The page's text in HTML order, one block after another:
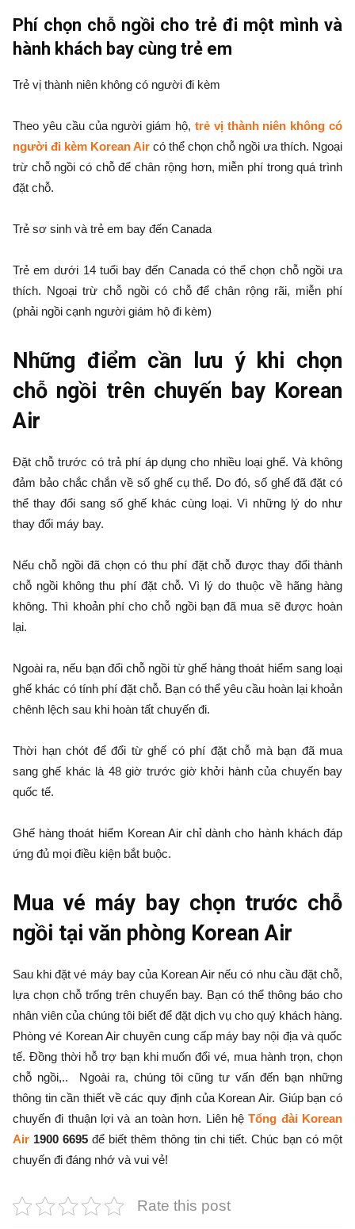
Phí chọn chỗ ngồi cho trẻ đi một mình và
hành khách bay cùng trẻ em
Trẻ vị thành niên không có người đi kèm
Theo yêu cầu của người giám hộ, trẻ vị thành niên không có
người đi kèm Korean Air có thể chọn chỗ ngồi ưa thích. Ngoại
trừ chỗ ngồi có chỗ để chân rộng hơn, miễn phí trong quá trình
đặt chỗ.
Trẻ sơ sinh và trẻ em bay đến Canada
Trẻ em dưới 14 tuổi bay đến Canada có thể chọn chỗ ngồi ưa
thích. Ngoại trừ chỗ ngồi có chỗ để chân rộng rãi, miễn phí
(phải ngồi cạnh người giám hộ đi kèm)
Những điểm cần lưu ý khi chọn
chỗ ngồi trên chuyến bay Korean
Air
Đặt chỗ trước có trả phí áp dụng cho nhiều loại ghế. Và không
đảm bảo chắc chắn về số ghế cụ thể. Do đó, số ghế đã đặt có
thể thay đổi sang số ghế khác cùng loại. Vì những lý do như
thay đổi máy bay.
Nếu chỗ ngồi đã chọn có thu phí đặt chỗ được thay đổi thành
chỗ ngồi không thu phí đặt chỗ. Vì lý do thuộc về hãng hàng
không. Thì khoản phí cho chỗ ngồi bạn đã mua sẽ được hoàn
lại.
Ngoài ra, nếu bạn đổi chỗ ngồi từ ghế hàng thoát hiểm sang loại
ghế khác có tính phí đặt chỗ. Bạn có thể yêu cầu hoàn lại khoản
chênh lệch sau khi hoàn tất chuyến đi.
Thời hạn chót để đổi từ ghế có phí đặt chỗ mà bạn đã mua
sang ghế khác là 48 giờ trước giờ khởi hành của chuyến bay
quốc tế.
Ghế hàng thoát hiểm Korean Air chỉ dành cho hành khách đáp
ứng đủ mọi điều kiện bắt buộc.
Mua vé máy bay chọn trước chỗ
ngồi tại văn phòng Korean Air
Sau khi đặt vé máy bay của Korean Air nếu có nhu cầu đặt chỗ,
lựa chọn chỗ trống trên chuyến bay. Bạn có thể thông báo cho
nhân viên của chúng tôi biết để đặt dịch vụ cho quý khách hàng.
Phòng vé Korean Air chuyên cung cấp máy bay nội địa và quốc
tế. Đồng thời hỗ trợ bạn khi muốn đổi vé, mua hành trọn, chọn
chỗ ngồi,.. Ngoài ra, chúng tôi cũng tư vấn đến bạn những
thông tin cần thiết về các quy định của Korean Air. Giúp bạn có
chuyến đi thuận lợi và an toàn hơn. Liên hệTổng đài Korean
Air 1900 6695 để biết thêm thông tin chi tiết. Chúc bạn có một
chuyến đi đáng nhớ và vui vẻ!
Rate this post